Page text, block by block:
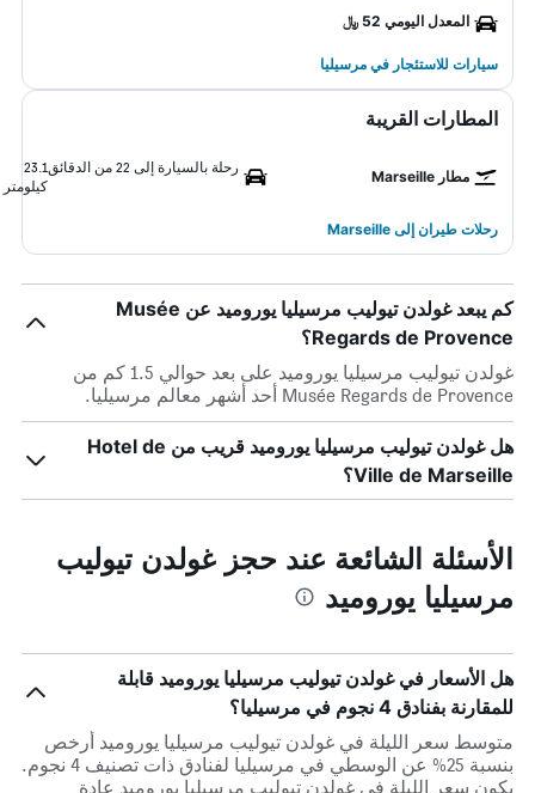
المعدل اليومي 52 ﷼
سيارات للاستئجار في مرسيليا
المطارات القريبة
مطار Marseille
رحلة بالسيارة إلى 22 من الدقائق
23.1
كيلومتر
رحلات طيران إلى Marseille
كم يبعد غولدن تيوليب مرسيليا يوروميد عن Musée
Regards de Provence؟
غولدن تيوليب مرسيليا يوروميد على بعد حوالي 1.5 كم من
Musée Regards de Provence أحد أشهر معالم مرسيليا.
هل غولدن تيوليب مرسيليا يوروميد قريب من Hotel de
Ville de Marseille؟
الأسئلة الشائعة عند حجز غولدن تيوليب
مرسيليا يوروميد
هل الأسعار في غولدن تيوليب مرسيليا يوروميد قابلة
للمقارنة بفنادق 4 نجوم في مرسيليا؟
متوسط سعر الليلة في غولدن تيوليب مرسيليا يوروميد أرخص
بنسبة 25% عن الوسطي في مرسيليا لفنادق ذات تصنيف 4 نجوم.
يكون سعر الليلة في غولدن تيوليب مرسيليا يوروميد عادة